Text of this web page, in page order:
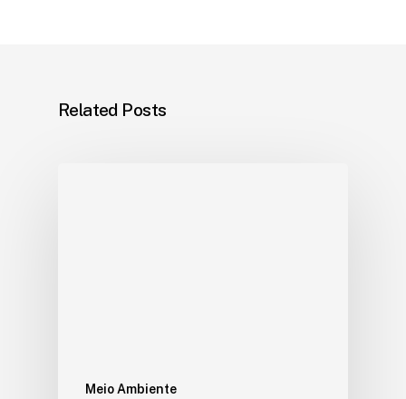
Related Posts
Meio Ambiente